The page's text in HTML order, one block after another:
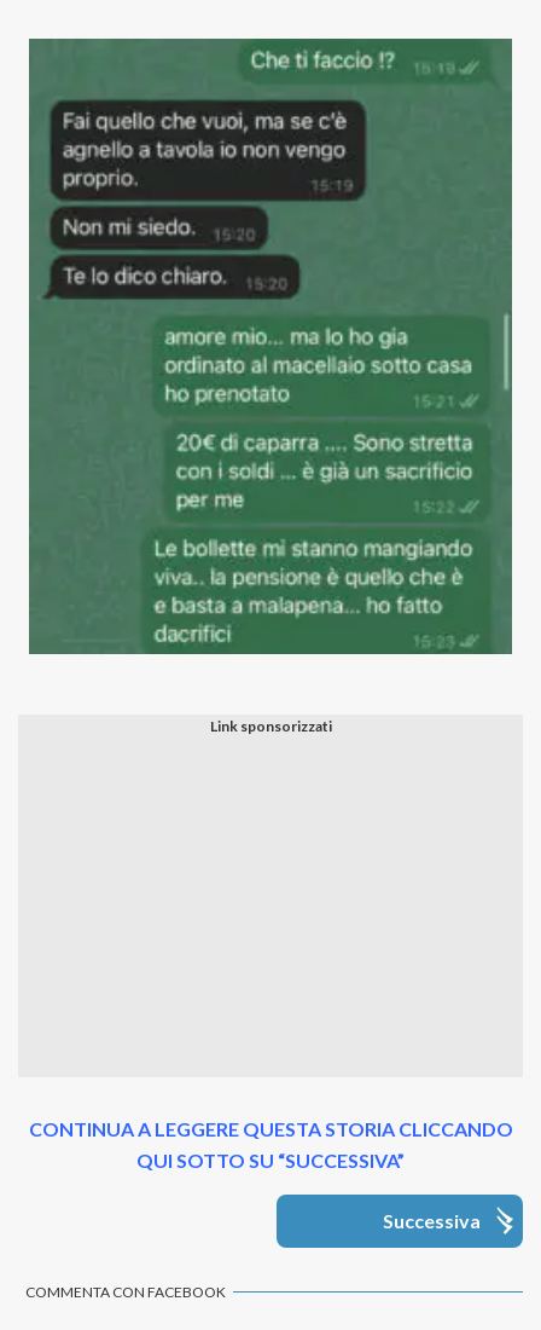
CONTINUA A LEGGERE QUESTA STORIA CLICCANDO
QUI SOTTO SU “SUCCESSIVA”
Successiva
COMMENTA CON FACEBOOK